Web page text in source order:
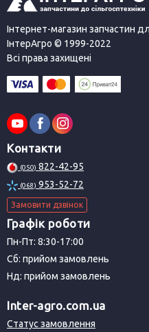
Інтернет-магазин запчастин
ІнтерАгро © 1999-2022
Всі права захищені
Контакти
(050) 822-42-95
(068) 953-52-72
Замовити дзвінок
Графік роботи
Пн-Пт: 8:30-17:00
Сб: прийом замовлень
Нд: прийом замовлень
Inter-agro.com.ua
Статус замовлення